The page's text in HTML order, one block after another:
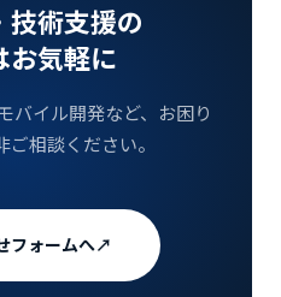
技術支援の
お気軽に
バイル開発など、お困り
相談ください。
フォームへ↗